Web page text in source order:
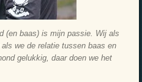
(en baas) is mijn passie. Wij als
we de relatie tussen baas en
gelukkig, daar doen we het